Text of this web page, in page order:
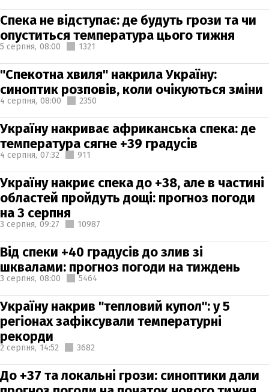
Спека не відступає: де будуть грози та чи
опуститься температура цього тижня
5 серпня, 08:00 1321
"Спекотна хвиля" накрила Україну:
синоптик розповів, коли очікуються зміни
4 серпня, 08:00 2350
Україну накриває африканська спека: де
температура сягне +39 градусів
4 серпня, 07:32 911
Україну накриє спека до +38, але в частині
областей пройдуть дощі: прогноз погоди
на 3 серпня
3 серпня, 09:27 10987
Від спеки +40 градусів до злив зі
шквалами: прогноз погоди на тиждень
3 серпня, 08:00 5464
Україну накрив "тепловий купол": у 5
регіонах зафіксували температурні
рекорди
2 серпня, 14:52 3682
До +37 та локальні грози: синоптики дали